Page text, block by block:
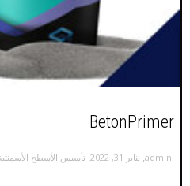
BetonPrimer
admin
, يناير 31, 2022 , تأسيس الأسطح